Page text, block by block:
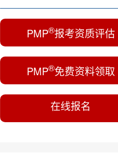
PMP®报考资质评估
PMP®免费资料领取
在线报名